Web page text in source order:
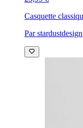
Casquette
Par stardustdesign